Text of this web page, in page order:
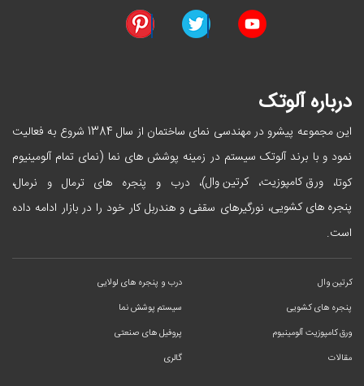
درباره آلوتک
این مجموعه پیشرو در مهندسی نمای ساختمان از سال 1384 شروع به فعالیت
نمود و با برند آلوتک سیستم در زمینه پوشش های نما (نمای تمام آلومینیوم
کوتا، ورق کامپوزیت،کرتین وال)، درب و پنجره های ترمال و نرمال،
پنجره های کشویی، نورگیرهای سقفی و هندربل کار خود را در بازار ادامه داده
است.
کرتین وال
درب و پنجره های لولایی
پنجره های کشویی
سیستم پوشش نما
ورق کامپوزیت آلومینیوم
پروفیل های صنعتی
مقالات
گالری